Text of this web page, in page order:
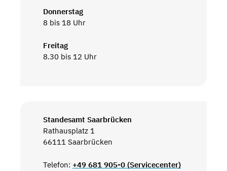
Donnerstag
8 bis 18 Uhr
Freitag
8.30 bis 12 Uhr
Standesamt Saarbrücken
Rathausplatz 1
66111 Saarbrücken
Telefon: +49 681 905-0 (Servicecenter)